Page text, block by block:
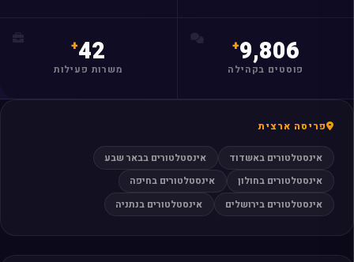
9,806
פוסטים בקהילה
42
משרות פעילות
פריסה ארצית
אינסטלטורים באשדוד
אינסטלטורים בבאר שבע
אינסטלטורים בחולון
אינסטלטורים בחיפה
אינסטלטורים בירושלים
אינסטלטורים בנתניה